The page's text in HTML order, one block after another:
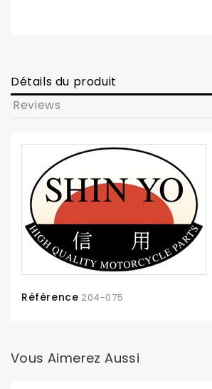
Détails du produit
Reviews
Référence 204-075
Vous Aimerez Aussi